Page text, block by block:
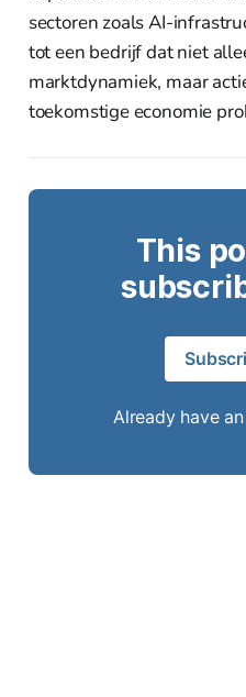
sectoren zoals AI-
tot een bedrijf dat niet
marktdynamiek, maar
toekomstige economie
This
Already have